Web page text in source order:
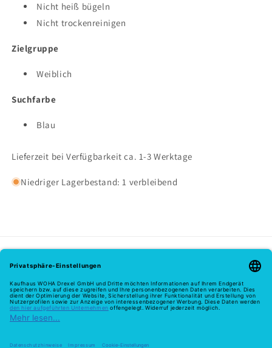
Nicht heiß bügeln
Nicht trockenreinigen
Zielgruppe
Weiblich
Suchfarbe
Blau
Lieferzeit bei Verfügbarkeit ca. 1-3 Werktage
Niedriger Lagerbestand: 1 verbleibend
E-Mail
Zahlungsmethoden